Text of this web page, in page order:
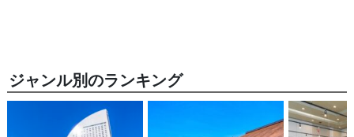
ジャンル別のランキング